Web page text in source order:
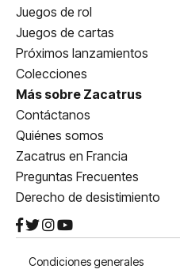
Juegos de rol
Juegos de cartas
Próximos lanzamientos
Colecciones
Más sobre Zacatrus
Contáctanos
Quiénes somos
Zacatrus en Francia
Preguntas Frecuentes
Derecho de desistimiento
Condiciones generales